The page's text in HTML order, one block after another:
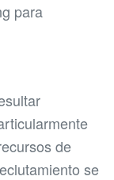
para
de
se